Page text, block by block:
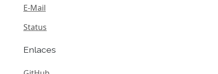
E-Mail
Status
Enlaces